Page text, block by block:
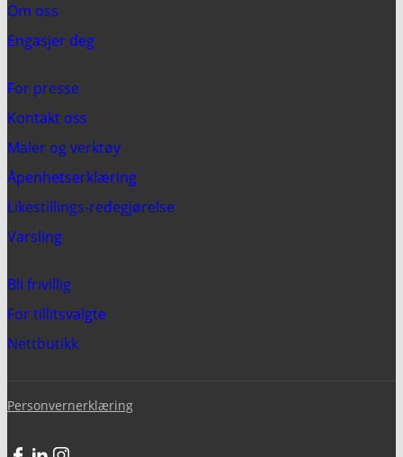
Om oss
Engasjer deg
For presse
Kontakt oss
Maler og verktøy
Åpenhetserklæring
Likestillings-redegjørelse
Varsling
Bli frivillig
For tillitsvalgte
Nettbutikk
Personvernerklæring